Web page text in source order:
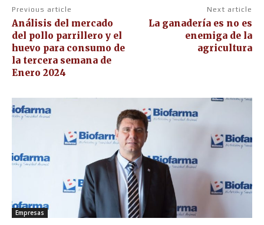
Previous article
Análisis del mercado
del pollo parrillero y el
huevo para consumo de
la tercera semana de
Enero 2024
Next article
La ganadería es no es
enemiga de la
agricultura
Empresas